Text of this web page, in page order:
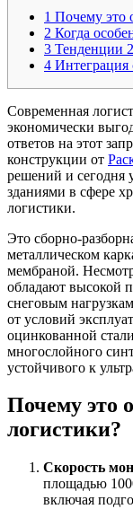
1 Почему это
2 Когда
3 Тенденции
4
Современная
экономически
ответов на этот
конструкции от
решений и сегодня
зданиями в сфере
логистики.
Это сборно-
металлическом
мембраной.
обладают высокой
снеговым
от условий
оцинкованной
многослойного
устойчивого к
Почему это
логистики?
Скорость
площадью
включая